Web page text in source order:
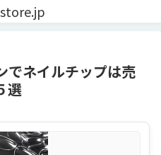
でネイルチップは売
選